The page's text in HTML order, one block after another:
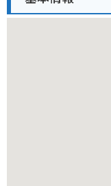
は、走りごたえがあ